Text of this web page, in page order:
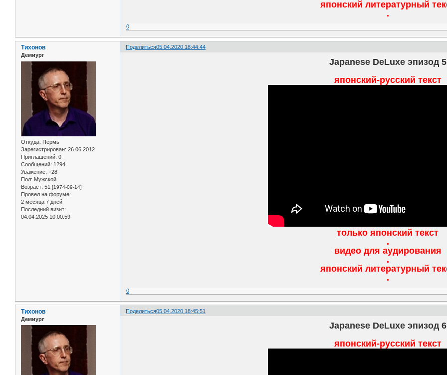
японский литературный
.
0
Поделиться05.04.2020 18:44:44
Тихонов
Демиург
Откуда: Пермь
Зарегистрирован: 26.06.2012
Приглашений: 0
Сообщений: 1294
Уважение: +28
Пол: Мужской
Возраст: 51 [1974-09-14]
Провел на форуме:
2 месяца 7 дней
Последний визит:
04.04.2025 10:00:59
Japanese DeLuxe эпизод 5
японский-русский текст
только японский текст
.
видео для аудирования
.
японский литературный
.
0
Поделиться05.04.2020 18:45:51
Тихонов
Демиург
Japanese DeLuxe эпизод 6
японский-русский текст